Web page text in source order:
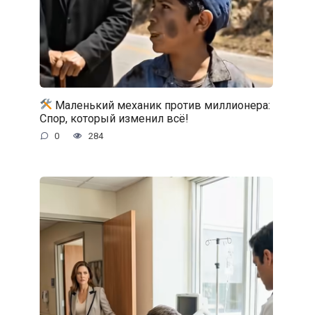
Маленький механик против миллионера:
Спор, который изменил всё!
0 284